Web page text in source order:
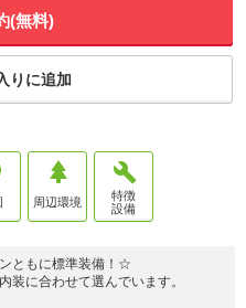
(無料)
りに追加
周辺環境
特徴
設備
ともに標準装備！☆
装に合わせて選んでいます。